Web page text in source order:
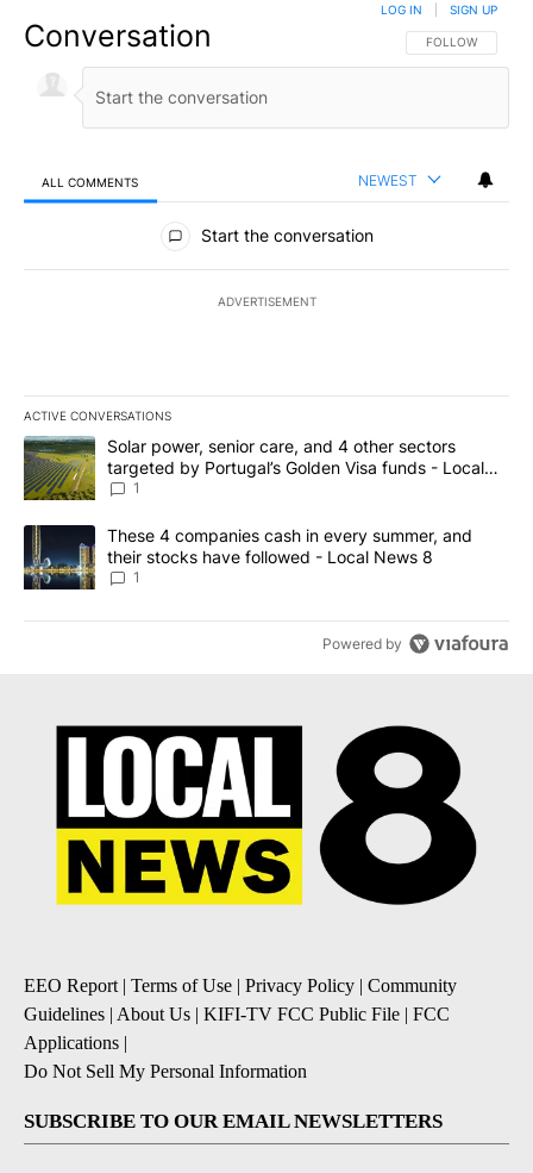
Conversation FOLLOW THIS
FOLLOW
LOG IN SIGN UP
ALL COMMENTS NEWEST
All Comments
Start the conversation
ADVERTISEMENT
ACTIVE CONVERSATIONS
The following is a list of the most commented articles in the last
A trending article titled "Solar power, senior care, and 4 other
Solar power, senior care, and 4 other sectors
targeted by Portugal’s Golden Visa funds - Local
News 8
1
A trending article titled "These 4 companies cash in every
These 4 companies cash in every summer, and
their stocks have followed - Local News 8
1
Powered by
EEO Report| Terms of Use | Privacy Policy | Community
Guidelines | About Us | KIFI-TV FCC Public File | FCC
Applications |
Do Not Sell My Personal Information
SUBSCRIBE TO OUR EMAIL NEWSLETTERS